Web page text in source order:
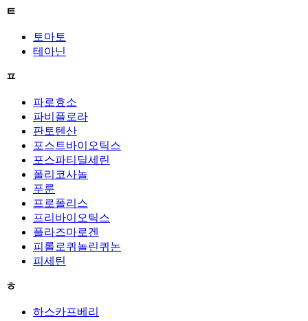
ㅌ
토마토
테아닌
ㅍ
파로효소
파비플로라
판토텐산
포스트바이오틱스
포스파티딜세린
폴리코사놀
푸룬
프로폴리스
프리바이오틱스
플라즈마로겐
피롤로퀴놀린퀴논
피세틴
ㅎ
하스카프베리